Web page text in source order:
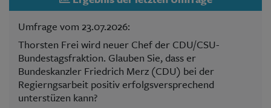
Umfrage vom 23.07.2026:
Thorsten Frei wird neuer Chef der CDU/CSU-
Bundestagsfraktion. Glauben Sie, dass er
Bundeskanzler Friedrich Merz (CDU) bei der
Regierngsarbeit positiv erfolgsversprechend
unterstüzen kann?